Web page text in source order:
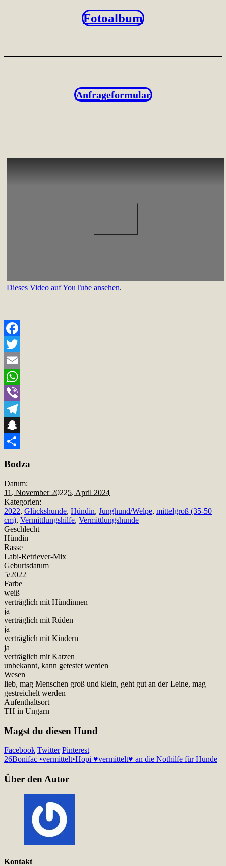
Fotoalbum
Anfrageformular
Dieses Video auf YouTube ansehen.
Facebook
Twitter
Email
WhatsApp
Viber
Telegram
Snapchat
Bodza
Datum:
11. November 20225. April 2024
Kategorien:
2022, Glückshunde, Hündin, Junghund/Welpe, mittelgroß (35-50
cm), Vermittlungshilfe, Vermittlungshunde
Geschlecht
Hündin
Rasse
Labi-Retriever-Mix
Geburtsdatum
5/2022
Farbe
weiß
verträglich mit Hündinnen
ja
verträglich mit Rüden
ja
verträglich mit Kindern
ja
verträglich mit Katzen
unbekannt, kann getestet werden
Wesen
lieb, mag Menschen groß und klein, geht gut an der Leine, mag
gestreichelt werden
Aufenthaltsort
TH in Ungarn
Magst du diesen Hund
Facebook Twitter Pinterest
26Bonifac •vermittelt•Hopi ♥vermittelt♥ an die Nothilfe für Hunde
Über den Autor
Kontakt